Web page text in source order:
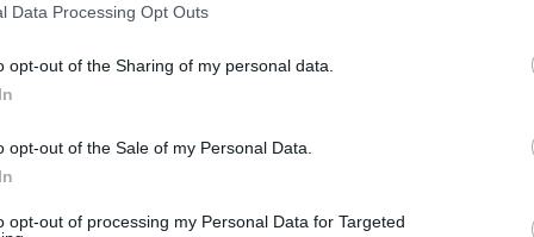
Data Processing Opt Outs
opt-out of the Sharing of my personal data.
opt-out of the Sale of my Personal Data.
opt-out of processing my Personal Data for Targeted
Δημοκρατίας, καθώς η κυβέρνηση έχει
και αμέσως μετά θα ανακοινωθεί το
παρουσίασε στους αρχηγούς το σχέδιο του
Γεννηματά ήταν κάθετα αρνητικές.